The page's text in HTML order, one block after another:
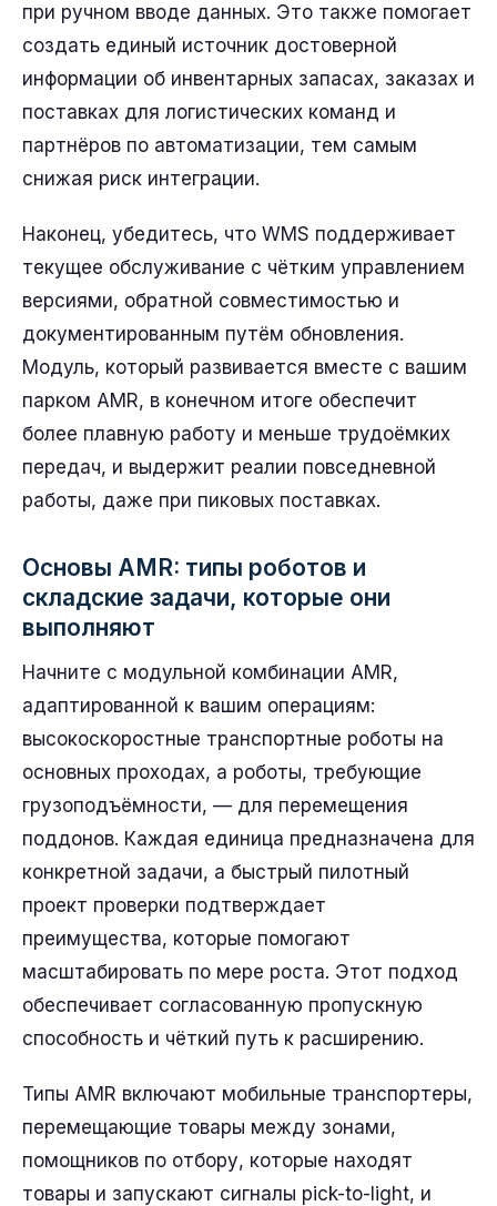
при ручном вводе данных. Это также помогает
создать единый источник достоверной
информации об инвентарных запасах, заказах и
поставках для логистических команд и
партнёров по автоматизации, тем самым
снижая риск интеграции.
Наконец, убедитесь, что WMS поддерживает
текущее обслуживание с чётким управлением
версиями, обратной совместимостью и
документированным путём обновления.
Модуль, который развивается вместе с вашим
парком AMR, в конечном итоге обеспечит
более плавную работу и меньше трудоёмких
передач, и выдержит реалии повседневной
работы, даже при пиковых поставках.
Основы AMR: типы роботов и
складские задачи, которые они
выполняют
Начните с модульной комбинации AMR,
адаптированной к вашим операциям:
высокоскоростные транспортные роботы на
основных проходах, а роботы, требующие
грузоподъёмности, — для перемещения
поддонов. Каждая единица предназначена для
конкретной задачи, а быстрый пилотный
проект проверки подтверждает
преимущества, которые помогают
масштабировать по мере роста. Этот подход
обеспечивает согласованную пропускную
способность и чёткий путь к расширению.
Типы AMR включают мобильные транспортеры,
перемещающие товары между зонами,
помощников по отбору, которые находят
товары и запускают сигналы pick-to-light, и